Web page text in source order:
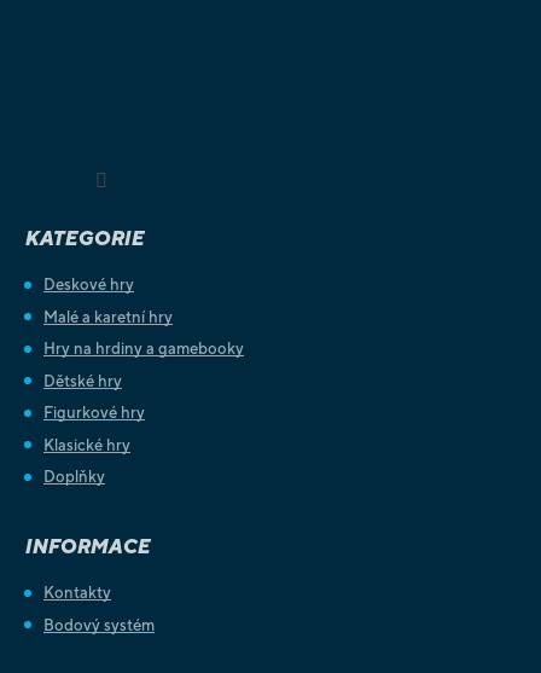
KATEGORIE
Deskové hry
Malé a karetní hry
Hry na hrdiny a gamebooky
Dětské hry
Figurkové hry
Klasické hry
Doplňky
INFORMACE
Kontakty
Bodový systém